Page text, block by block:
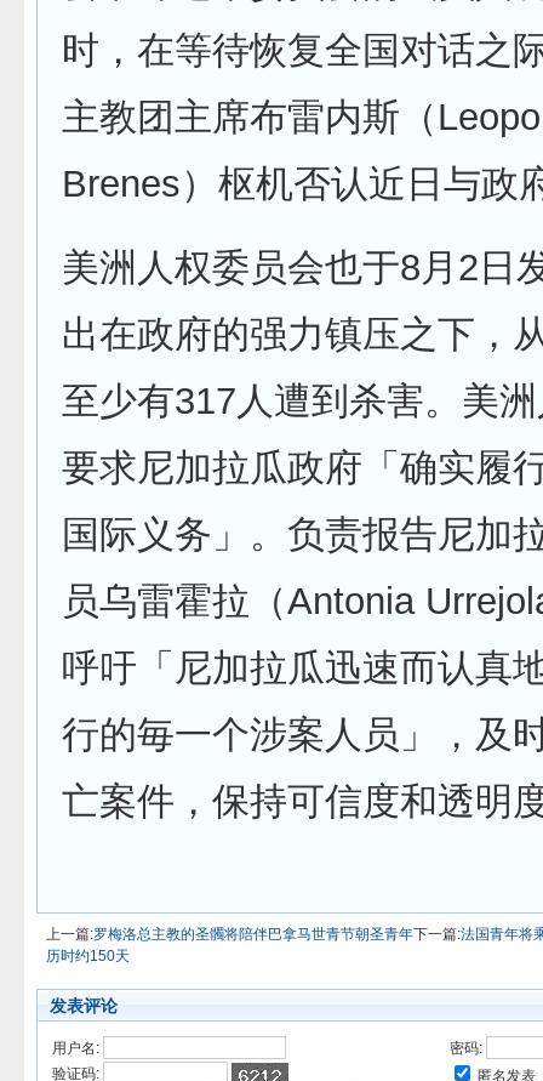
时，在等待恢复全国对话之
主教团主席布雷内斯（
Brenes）枢机否认近日与政
美洲人权委员会也于8月2日
出在政府的强力镇压之下，
至少有317人遭到杀害。美
要求尼加拉瓜政府「确实履
国际义务」。负责报告尼加
员乌雷霍拉（Antonia
呼吁「尼加拉瓜迅速而认真
行的毎一个涉案人员」，及
亡案件，保持可信度和透明
上一篇:罗梅洛总主教的圣髑将陪伴巴拿马世青节朝圣青年下一篇:法国青年将
历时约150天
发表评论
用户名:
密码:
验证码:
匿名发表